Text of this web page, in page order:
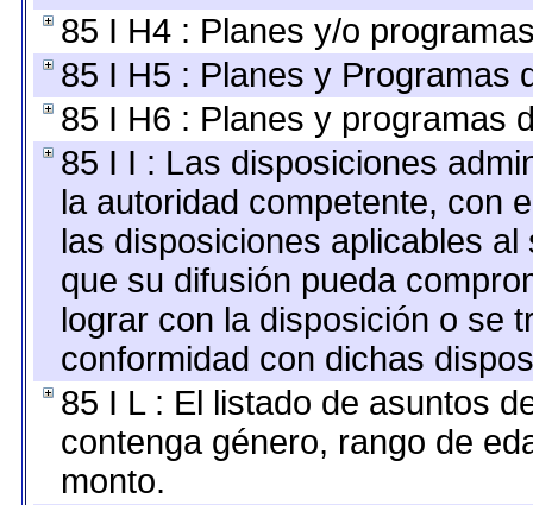
85 I H4 : Planes y/o
85 I H5 : Planes y Programas
85 I H6 : Planes y programas
85 I I : Las disposiciones
la autoridad competente, con
las disposiciones aplicables
que su difusión pueda
lograr con la disposición o se
conformidad con dichas
85 I L : El listado de asuntos
contenga género, rango de
monto.